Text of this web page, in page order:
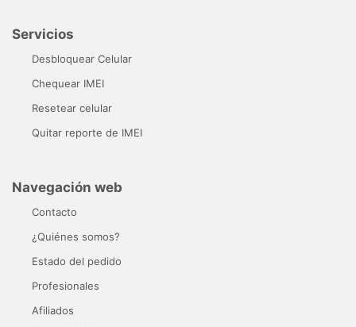
Servicios
Desbloquear Celular
Chequear IMEI
Resetear celular
Quitar reporte de IMEI
Navegación web
Contacto
¿Quiénes somos?
Estado del pedido
Profesionales
Afiliados